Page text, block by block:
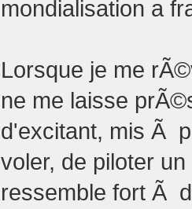
mondialisation a
Lorsque je me
ne me laisse
d'excitant, mis Ã
voler, de piloter
ressemble fort Ã